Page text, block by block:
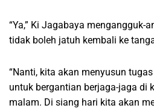
“Ya,” Ki Jagabaya mengangguk-
tidak boleh jatuh kembali ke
“Nanti, kita akan menyusun
untuk bergantian berjaga-jaga di
malam. Di siang hari kita akan